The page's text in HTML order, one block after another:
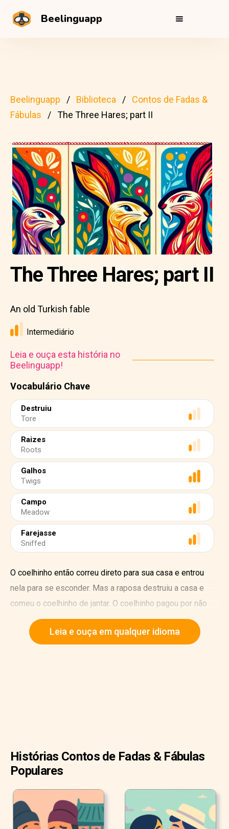
Beelinguapp
Beelinguapp Biblioteca
Contos de Fadas &
Fábulas
The Three Hares; part II
Vocabulário Chave
Destruiu
Tore
Raizes
Roots
Galhos
Twigs
Campo
Meadow
Farejasse
Sniffed
The Three Hares; part II
An old Turkish fable
Intermediário
Leia e ouça esta história no
Beelinguapp!
O coelhinho então correu direto para sua casa e entrou
nela para se esconder. Mas a raposa destruiu a casa e
comeu o coelhinho de jantar. O coelhinho pagou por não
ouvir a seus pais.
O segundo coelhinho disse: “Eu não gosto de ficar
Leia e ouça em qualquer idioma
Histórias Contos de Fadas & Fábulas
Populares